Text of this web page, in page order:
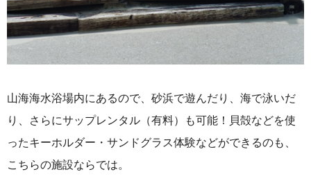
山海海水浴場内にあるので、砂浜で遊んだり、海で泳いだ
り、さらにサップレンタル（有料）も可能！貝殻などを使
ったキーホルダー・サンドグラス体験などができるのも、
こちらの施設ならでは。